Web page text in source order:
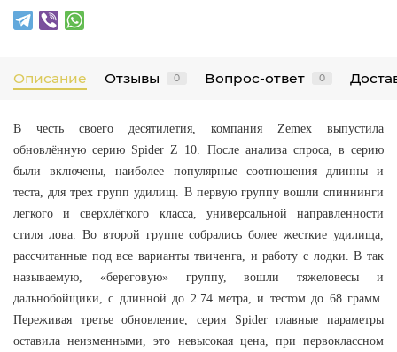
Описание Отзывы 0 Вопрос-ответ 0
В честь своего десятилетия, компания Zemex выпустила
обновлённую серию Spider Z 10. После анализа спроса, в серию
были включены, наиболее популярные соотношения длинны и
теста, для трех групп удилищ. В первую группу вошли спиннинги
легкого и сверхлёгкого класса, универсальной направленности
стиля лова. Во второй группе собрались более жесткие удилища,
рассчитанные под все варианты твиченга, и работу с лодки. В так
называемую, «береговую» группу, вошли тяжеловесы и
дальнобойщики, с длинной до 2.74 метра, и тестом до 68 грамм.
Переживая третье обновление, серия Spider главные параметры
оставила неизменными, это невысокая цена, при первоклассном